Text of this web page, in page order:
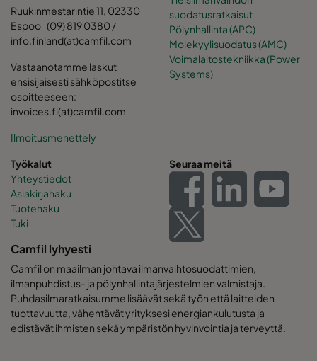
Ruukinmestarintie 11, 02330
Espoo (09) 819 0380 /
info.finland(at)camfil.com
Vastaanotamme laskut
ensisijaisesti sähköpostitse
osoitteeseen:
invoices.fi(at)camfil.com
Ilmoitusmenettely
suodatusratkaisut
Pölynhallinta (APC)
Molekyylisuodatus (AMC)
Voimalaitostekniikka (Power
Systems)
Työkalut
Yhteystiedot
Asiakirjahaku
Tuotehaku
Tuki
Seuraa meitä
Camfil lyhyesti
Camfil on maailman johtava ilmanvaihtosuodattimien,
ilmanpuhdistus- ja pölynhallintajärjestelmien valmistaja.
Puhdasilmaratkaisumme lisäävät sekä työn että laitteiden
tuottavuutta, vähentävät yrityksesi energiankulutusta ja
edistävät ihmisten sekä ympäristön hyvinvointia ja terveyttä.